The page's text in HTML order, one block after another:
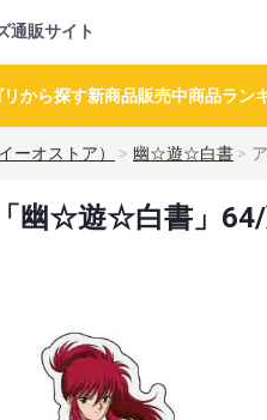
通販サイト
リから探す新商品販売中商品ラン
ーオストア） 幽☆遊☆白書
幽☆遊☆白書」